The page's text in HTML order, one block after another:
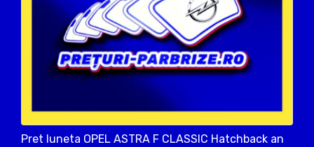
Pret luneta OPEL ASTRA F CLASSIC Hatchback an